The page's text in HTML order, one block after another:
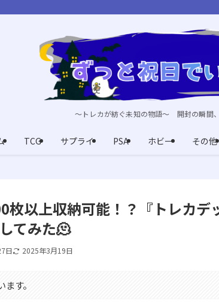
～トレカが紡ぐ未知の物語～ 開封の瞬間
TCG サプライ PSA ホビー その他
枚以上収納可能！？『トレカデ
てみた🫠
日 2025年3月19日
す。